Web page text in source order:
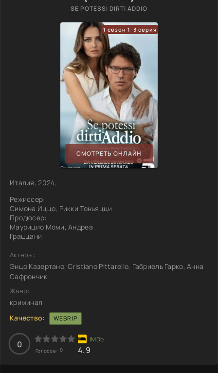
SE POTESSI DIRTI ADDIO
1 сезон 1-3 серия
СМОТРЕТЬ ОНЛАЙН
Италия, 2024,
Режиссер:
Симона Иццо, Рикки Тоньяцци
Продюсер:
Маурицио Моми, Андреа
Граццани
Актеры:
Энцо Казертано, Cristiano Pittarello, Габриель Гарко, Анна
Сафрончик
Жанр:
криминал
Качество:
WEBRIP
0
Голосов: 0 4.9